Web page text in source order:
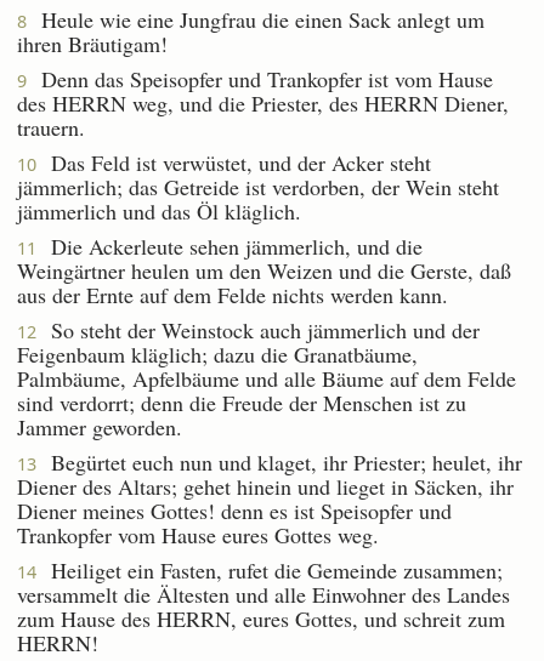
8
Heule wie eine Jungfrau die einen Sack anlegt um
ihren Bräutigam!
9
Denn das Speisopfer und Trankopfer ist vom Hause
des HERRN weg, und die Priester, des HERRN Diener,
trauern.
10
Das Feld ist verwüstet, und der Acker steht
jämmerlich; das Getreide ist verdorben, der Wein steht
jämmerlich und das Öl kläglich.
11
Die Ackerleute sehen jämmerlich, und die
Weingärtner heulen um den Weizen und die Gerste, daß
aus der Ernte auf dem Felde nichts werden kann.
12
So steht der Weinstock auch jämmerlich und der
Feigenbaum kläglich; dazu die Granatbäume,
Palmbäume, Apfelbäume und alle Bäume auf dem Felde
sind verdorrt; denn die Freude der Menschen ist zu
Jammer geworden.
13
Begürtet euch nun und klaget, ihr Priester; heulet, ihr
Diener des Altars; gehet hinein und lieget in Säcken, ihr
Diener meines Gottes! denn es ist Speisopfer und
Trankopfer vom Hause eures Gottes weg.
14
Heiliget ein Fasten, rufet die Gemeinde zusammen;
versammelt die Ältesten und alle Einwohner des Landes
zum Hause des HERRN, eures Gottes, und schreit zum
HERRN!